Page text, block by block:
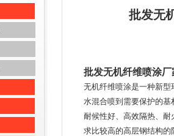
批发无
批发无机纤维喷涂
无机纤维喷涂是一种新
水混合喷到需要保护的
耐候性好、高效隔热、耐
求比较高的高层钢结构